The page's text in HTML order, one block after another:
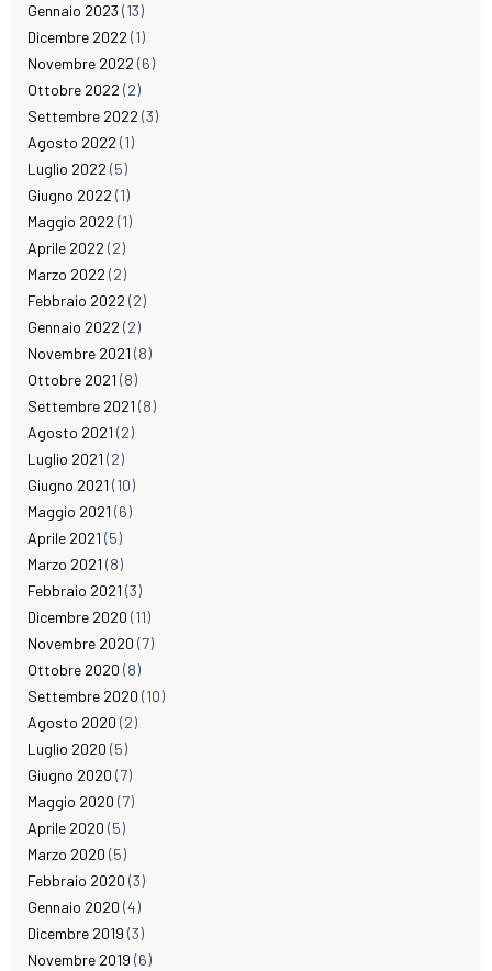
Gennaio 2023 (13)
Dicembre 2022 (1)
Novembre 2022 (6)
Ottobre 2022 (2)
Settembre 2022 (3)
Agosto 2022 (1)
Luglio 2022 (5)
Giugno 2022 (1)
Maggio 2022 (1)
Aprile 2022 (2)
Marzo 2022 (2)
Febbraio 2022 (2)
Gennaio 2022 (2)
Novembre 2021 (8)
Ottobre 2021 (8)
Settembre 2021 (8)
Agosto 2021 (2)
Luglio 2021 (2)
Giugno 2021 (10)
Maggio 2021 (6)
Aprile 2021 (5)
Marzo 2021 (8)
Febbraio 2021 (3)
Dicembre 2020 (11)
Novembre 2020 (7)
Ottobre 2020 (8)
Settembre 2020 (10)
Agosto 2020 (2)
Luglio 2020 (5)
Giugno 2020 (7)
Maggio 2020 (7)
Aprile 2020 (5)
Marzo 2020 (5)
Febbraio 2020 (3)
Gennaio 2020 (4)
Dicembre 2019 (3)
Novembre 2019 (6)